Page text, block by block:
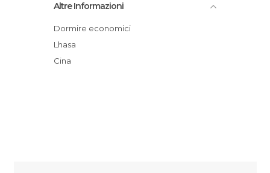
Monastero di Drepung
Lhasa
Treno da Lhasa a Xian
Summer Palace of Dalai-Lama
Altre Informazioni
Dormire economici
Lhasa
Cina